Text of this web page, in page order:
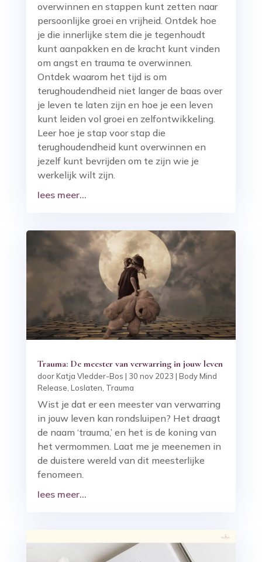
overwinnen en stappen kunt zetten naar
persoonlijke groei en vrijheid. Ontdek hoe
je die innerlijke stem die je tegenhoudt
kunt aanpakken en de kracht kunt vinden
om angst en trauma te overwinnen.
Ontdek waarom het tijd is om
terughoudendheid niet langer de baas over
je leven te laten zijn en hoe je een leven
kunt leiden vol groei en zelfontwikkeling.
Leer hoe je stap voor stap die
terughoudendheid kunt overwinnen en
jezelf kunt bevrijden om te zijn wie je
werkelijk wilt zijn.
lees meer...
Trauma: De meester van verwarring in jouw leven
doorKatja Vledder-Bos | 30 nov 2023 | Body Mind
Release Loslaten Trauma
Wist je dat er een meester van verwarring
in jouw leven kan rondsluipen? Het draagt
de naam ‘trauma,’ en het is de koning van
het vermommen. Laat me je meenemen in
de duistere wereld van dit meesterlijke
fenomeen.
lees meer...